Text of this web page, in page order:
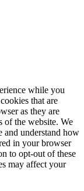
while you
that are
as they are
of the website. We
and understand how
in your browser
to opt-out of these
may affect your